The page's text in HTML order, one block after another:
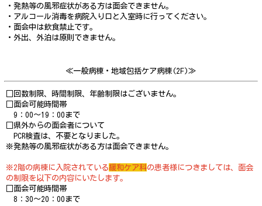
・発熱等の風邪症状がある方は面会できません。
・アルコール消毒を病院入り口と入室時に行ってください。
・面会中は飲食禁止です。
・外出、外泊は原則できません。
≪一般病棟・地域包括ケア病棟(2F)≫
□回数制限、時間制限、年齢制限はございません。
□面会可能時間帯
9：00～19：00まで
□県外からの面会者について
PCR検査は、不要となりました。
※発熱等の風邪症状がある方は面会できません。
※2階の病棟に入院されている緩和ケア科の患者様につきましては、面会
の制限を以下の内容にいたします。
□面会可能時間帯
8：30～20：00まで